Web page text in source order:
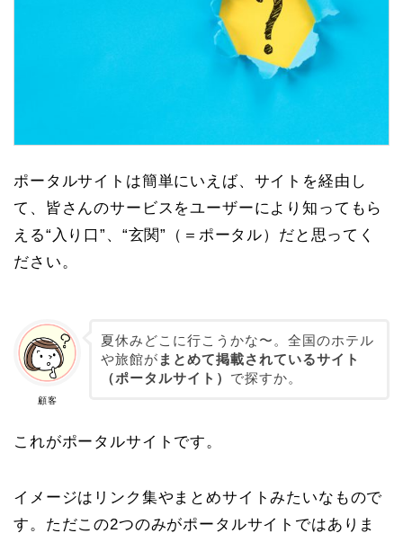
ポータルサイトは簡単にいえば、 サイトを経由し
て、皆さんのサービスをユーザーにより知ってもら
える“入り口”、“玄関”（＝ポータル） だと思ってく
ださい。
顧客
夏休みどこに行こうかな〜。全国のホテル
や旅館が まとめて掲載されているサイト
（ポータルサイト） で探すか。
これがポータルサイトです。
イメージはリンク集やまとめサイトみたいなもので
す。ただこの2つのみがポータルサイトではありま